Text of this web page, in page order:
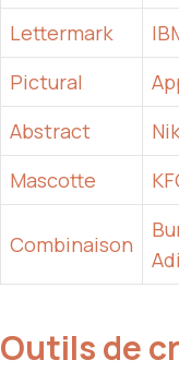
Lettermark
Pictural
Abstract
Mascotte
Combinaison
Outils de